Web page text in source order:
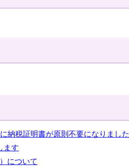
納税証明書が原則不要になりました
ます
について